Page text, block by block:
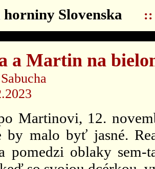
horniny Slovenska ::
a Martin na
Martinovi, 12.
by malo byť jasné.
pomedzi oblaky